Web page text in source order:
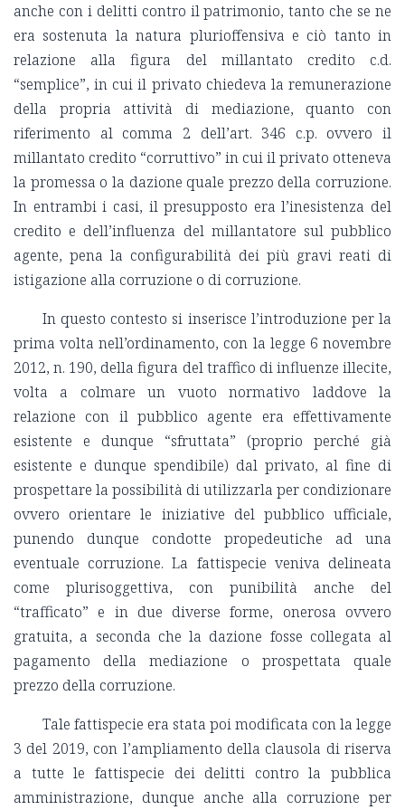
anche con i delitti contro il patrimonio, tanto che se ne
era sostenuta la natura plurioffensiva e ciò tanto in
relazione alla figura del millantato credito c.d.
“semplice”, in cui il privato chiedeva la remunerazione
della propria attività di mediazione, quanto con
riferimento al comma 2 dell’art. 346 c.p. ovvero il
millantato credito “corruttivo” in cui il privato otteneva
la promessa o la dazione quale prezzo della corruzione.
In entrambi i casi, il presupposto era l’inesistenza del
credito e dell’influenza del millantatore sul pubblico
agente, pena la configurabilità dei più gravi reati di
istigazione alla corruzione o di corruzione.
In questo contesto si inserisce l’introduzione per la
prima volta nell’ordinamento, con la legge 6 novembre
2012, n. 190, della figura del traffico di influenze illecite,
volta a colmare un vuoto normativo laddove la
relazione con il pubblico agente era effettivamente
esistente e dunque “sfruttata” (proprio perché già
esistente e dunque spendibile) dal privato, al fine di
prospettare la possibilità di utilizzarla per condizionare
ovvero orientare le iniziative del pubblico ufficiale,
punendo dunque condotte propedeutiche ad una
eventuale corruzione. La fattispecie veniva delineata
come plurisoggettiva, con punibilità anche del
“trafficato” e in due diverse forme, onerosa ovvero
gratuita, a seconda che la dazione fosse collegata al
pagamento della mediazione o prospettata quale
prezzo della corruzione.
Tale fattispecie era stata poi modificata con la legge
3 del 2019, con l’ampliamento della clausola di riserva
a tutte le fattispecie dei delitti contro la pubblica
amministrazione, dunque anche alla corruzione per